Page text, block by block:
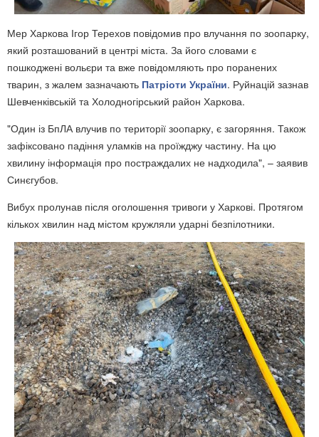
Мер Харкова Ігор Терехов повідомив про влучання по зоопарку,
який розташований в центрі міста. За його словами є
пошкоджені вольєри та вже повідомляють про поранених
тварин, з жалем зазначають Патріоти України. Руйнацій зазнав
Шевченківській та Холодногірський район Харкова.
"Один із БпЛА влучив по території зоопарку, є загоряння. Також
зафіксовано падіння уламків на проїжджу частину. На цю
хвилину інформація про постраждалих не надходила", – заявив
Синєгубов.
Вибух пролунав після оголошення тривоги у Харкові. Протягом
кількох хвилин над містом кружляли ударні безпілотники.